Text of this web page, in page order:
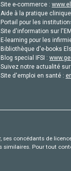
Site e-commerce :
Aide à la pratique
Portail pour les
Site d'information sur
E-learning pour les
Bibliothèque d'e-books
Blog special IFSI :
Suivez notre actualité
Site d'emploi en santé :
concédants de
Pour tout